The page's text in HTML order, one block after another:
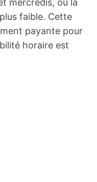
mercredis, où la
faible. Cette
payante pour
horaire est